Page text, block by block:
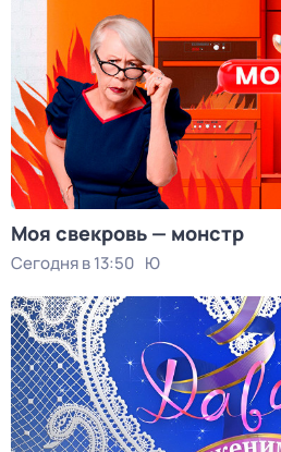
Моя свекровь — монстр
Сегодня в 13:50 Ю